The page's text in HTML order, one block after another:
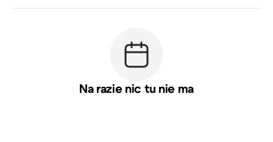
Na razie nic tu nie ma